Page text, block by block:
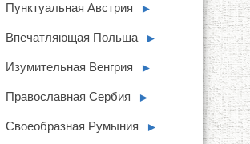
Пунктуальная Австрия ►
Впечатляющая Польша ►
Изумительная Венгрия ►
Православная Сербия ►
Своеобразная Румыния ►